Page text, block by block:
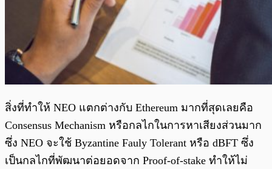
สิ่งที่ทำให้ NEO แตกต่างกับ Ethereum มากที่สุดเลยคือ
Consensus Mechanism หรือกลไกในการหาเสียงส่วนมาก
ซึ่ง NEO จะใช้ Byzantine Fauly Tolerant หรือ dBFT ซึ่ง
เป็นกลไกที่พัฒนาต่อยอดจาก Proof-of-stake ทำให้ไม่